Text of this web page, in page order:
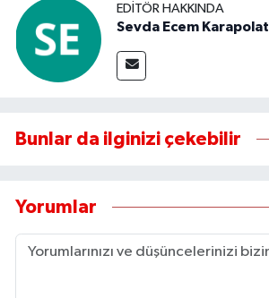
EDITÖR HAKKINDA
Sevda Ecem Karapolat
Bunlar da ilginizi çekebilir
Yorumlar